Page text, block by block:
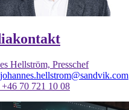
Hellström, Presschef
johannes.hellstrom@sandvik.com
+46 70 721 10 08